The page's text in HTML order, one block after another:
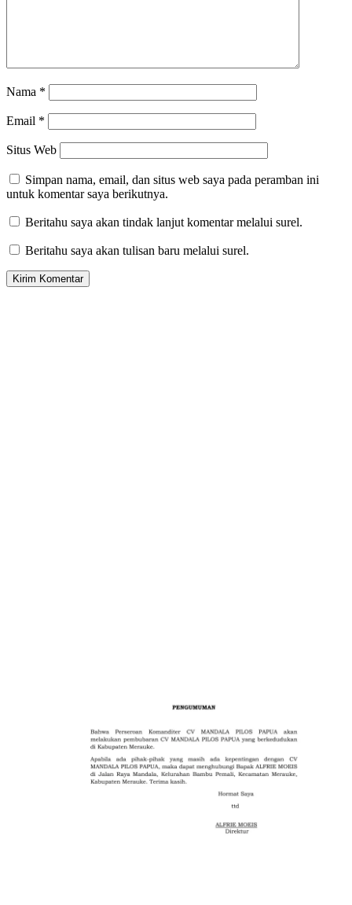
Nama *
Email *
Situs Web
Simpan nama, email, dan situs web saya pada peramban ini
untuk komentar saya berikutnya.
Beritahu saya akan tindak lanjut komentar melalui surel.
Beritahu saya akan tulisan baru melalui surel.